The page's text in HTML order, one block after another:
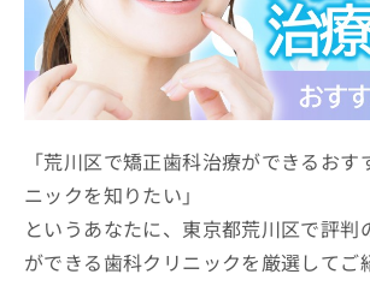
「荒川区で矯正歯科治療ができるおす
ニックを知りたい」
というあなたに、東京都荒川区で評判
ができる歯科クリニックを厳選してご
リ
ニ
ッ
ク
ビ
関
す
る
お
方
は
ら
広
告
出
広
告
代